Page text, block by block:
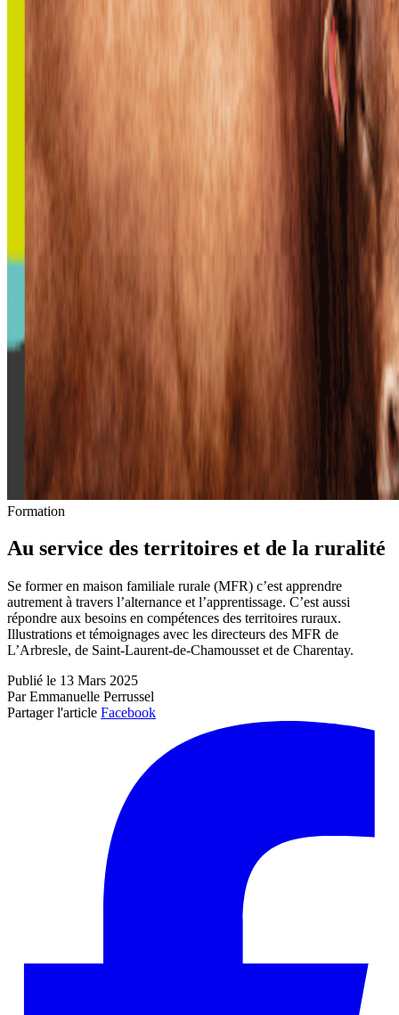
Formation
Au service des territoires et de la ruralité
Se former en maison familiale rurale (MFR) c’est apprendre
autrement à travers l’alternance et l’apprentissage. C’est aussi
répondre aux besoins en compétences des territoires ruraux.
Illustrations et témoignages avec les directeurs des MFR de
L’Arbresle, de Saint-Laurent-de-Chamousset et de Charentay.
Publié le 13 Mars 2025
Par Emmanuelle Perrussel
Partager l'article Facebook